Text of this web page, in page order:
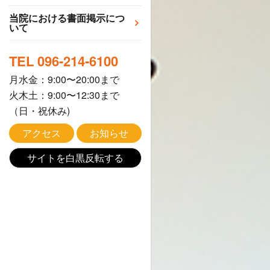
当院における書面掲示につ
いて
TEL 096-214-6100
月水金：9:00〜20:00まで
火木土：9:00〜12:30まで
（日・祝休み)
アクセス
お知らせ
サイトを白黒反転する